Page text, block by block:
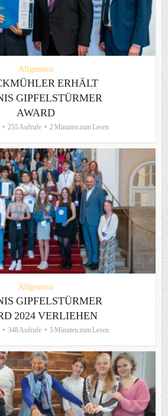
Allgemein
ERHÄLT
GIPFELSTÜRMER
AWARD
255 Aufrufe 2 Minuten zum Lesen
Allgemein
GIPFELSTÜRMER
2024 VERLIEHEN
348 Aufrufe 5 Minuten zum Lesen